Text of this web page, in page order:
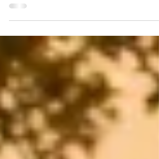
പ്രാഭവത്തിലും കത്തി നില്‍ക്കുകയായിരുന്നു.
ചൂടെങ്കിലും കാണും. പൊന്നണിഞ്ഞ ഗോതമ്പ്
കതിരുകളുടെ കൊയ്ത്തിന് ശേഷം വെള്ളം
തുറന്നുവിട്ട പാടങ്ങള്‍ നാട്ടിലെ
കായലുകളെപ്പോലെ തോന്നിപ്പിച്ചു.
ചൂട് സഹിക്കാന്‍ വയ്യാതെ ഞാന്‍ പുറത്ത്
നടക്കുമ്പോള്‍ ജനലിനരികിലേക്ക് ഒരു കല്ല്
വീഴുന്ന ശബ്ദം കേട്ടു. ആ വശത്തേക്ക്
നോക്കിയപ്പോള്‍ വീണ്ടുമതാ കല്ലിനു പകരം
മരക്കഷണം മുകളിലേക്ക്